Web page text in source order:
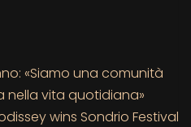
«Siamo una comunità
nella vita quotidiana»
wins Sondrio Festival